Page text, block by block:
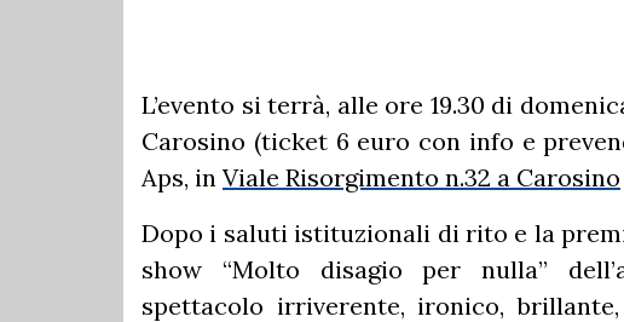
L’evento si terrà, alle ore 19.30 di
Carosino (ticket 6 euro con info e
Aps, in Viale Risorgimento n.32 a Carosino
Dopo i saluti istituzionali di rito e la
show “Molto disagio per nulla”
spettacolo irriverente, ironico,